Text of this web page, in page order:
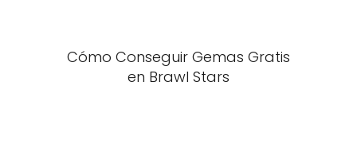
Cómo Conseguir Gemas Gratis
en Brawl Stars